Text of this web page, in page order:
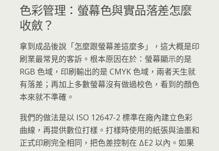
色彩管理：螢幕色與實品落差怎麼
收斂？
拿到成品後說「怎麼跟螢幕差這麼多」，這大概是印
刷業最常見的客訴。根本原因在於：螢幕顯示的是
RGB 色域，印刷輸出的是 CMYK 色域，兩者天生就
有落差；再加上多數螢幕沒有做過校色，看到的顏色
本來就不準確。
我們的做法是以 ISO 12647-2 標準在廠內建立色彩
曲線，再提供數位打樣。打樣時使用的紙張與油墨和
正式印刷完全相同，把色差控制在 ΔE2 以內。如果